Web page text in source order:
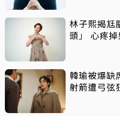
林子熙揭尪
頭」 心疼
韓瑜被爆缺
射箭遭弓弦